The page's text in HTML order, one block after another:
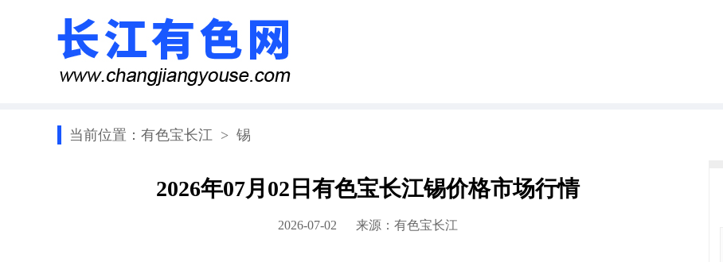
当前位置： 有色宝长江 > 锡
2026年07月02日有色宝长江锡价格市场行情
2026-07-02 来源： 有色宝长江